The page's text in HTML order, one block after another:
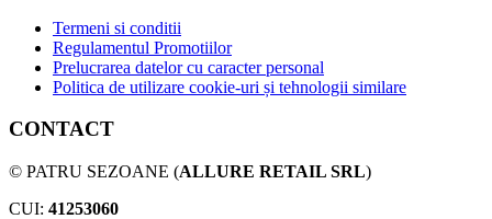
Termeni si conditii
Regulamentul Promotiilor
Prelucrarea datelor cu caracter personal
Politica de utilizare cookie-uri și tehnologii similare
CONTACT
© PATRU SEZOANE (ALLURE RETAIL SRL)
CUI: 41253060